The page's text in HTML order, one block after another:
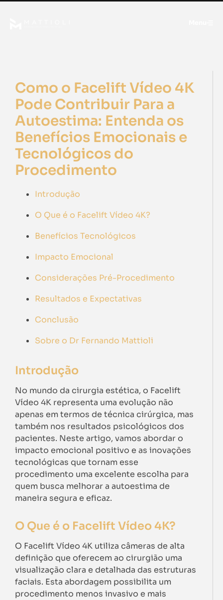
Como o Facelift Vídeo 4K
Pode Contribuir Para a
Autoestima: Entenda os
Benefícios Emocionais e
Tecnológicos do
Procedimento
Introdução
O Que é o Facelift Vídeo 4K?
Benefícios Tecnológicos
Impacto Emocional
Considerações Pré-Procedimento
Resultados e Expectativas
Conclusão
Sobre o Dr Fernando Mattioli
Introdução
No mundo da cirurgia estética, o Facelift
Vídeo 4K representa uma evolução não
apenas em termos de técnica cirúrgica, mas
também nos resultados psicológicos dos
pacientes. Neste artigo, vamos abordar o
impacto emocional positivo e as inovações
tecnológicas que tornam esse
procedimento uma excelente escolha para
quem busca melhorar a autoestima de
maneira segura e eficaz.
O Que é o Facelift Vídeo 4K?
O Facelift Vídeo 4K utiliza câmeras de alta
definição que oferecem ao cirurgião uma
visualização clara e detalhada das estruturas
faciais. Esta abordagem possibilita um
procedimento menos invasivo e mais